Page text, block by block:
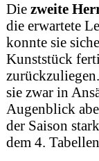
Die zweite
die erwartete
konnte sie
Kunststück
sie zwar in
Augenblick
der Saison
dem 4.